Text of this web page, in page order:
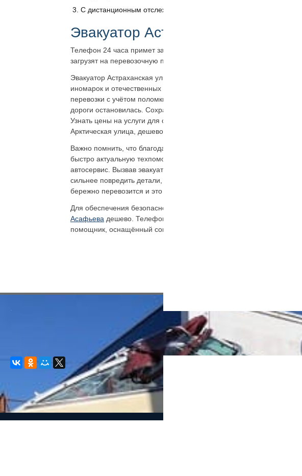
С дистанционным отслеживанием хода перевозки.
Эвакуатор Астраханская улица
Телефон 24 часа примет заявку. Будет направлен ближайший к
загрузят на перевозочную платформу. Перевозки осуществляются
Эвакуатор Астраханская улица круглосуточно, недорого может
иномарок и отечественных автомобилей, внедорожников и
перевозки с учётом поломки. На нас можно рассчитывать,
дороги остановилась. Сохранить в телефон реквизиты сервиса
Узнать цены на услуги для своего автомобиля также можно
Арктическая улица, дешево, круглосуточно.
Важно помнить, что благодаря перевозке по стандарту
быстро актуальную техпомощь получить. Может быть обеспечено
автосервис. Вызвав эвакуатор Астраханская улица в СПб, дешево
сильнее повредить детали, больше на ремонт потратить. Дольше
бережно перевозится и это надо учесть.
Для обеспечения безопасного дальнейшего простоя на домашней
Асафьева дешево. Телефон набрать лучшее решение, если
помощник, оснащённый современным оборудованием эвакуатор
.